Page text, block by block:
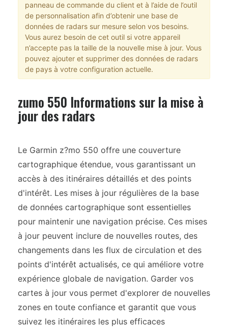
panneau de commande du client et à l’aide de l’outil
de personnalisation afin d’obtenir une base de
données de radars sur mesure selon vos besoins.
Vous aurez besoin de cet outil si votre appareil
n’accepte pas la taille de la nouvelle mise à jour. Vous
pouvez ajouter et supprimer des données de radars
de pays à votre configuration actuelle.
zumo 550 Informations sur la mise à
jour des radars
Le Garmin z?mo 550 offre une couverture
cartographique étendue, vous garantissant un
accès à des itinéraires détaillés et des points
d'intérêt. Les mises à jour régulières de la base
de données cartographique sont essentielles
pour maintenir une navigation précise. Ces mises
à jour peuvent inclure de nouvelles routes, des
changements dans les flux de circulation et des
points d'intérêt actualisés, ce qui améliore votre
expérience globale de navigation. Garder vos
cartes à jour vous permet d'explorer de nouvelles
zones en toute confiance et garantit que vous
suivez les itinéraires les plus efficaces